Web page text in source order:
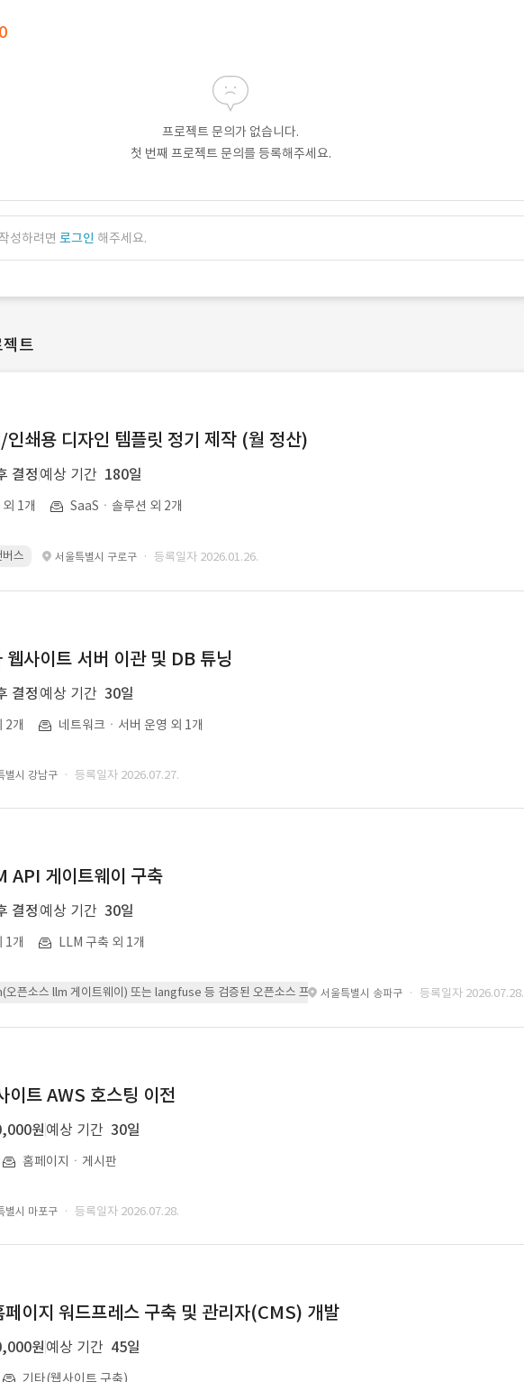
0
프로젝트 문의가 없습니다.
첫 번째 프로젝트 문의를 등록해주세요.
성하려면 로그인 해주세요.
트
인쇄용 디자인 템플릿 정기 제작 (월 정산)
결정 예상 기간 180일
1개 SaaSㆍ솔루션 외 2개
스 서울특별시 구로구 · 등록일자 2026.01.26.
사이트 서버 이관 및 DB 튜닝
결정 예상 기간 30일
2개 네트워크ㆍ서버 운영 외 1개
별시 강남구 · 등록일자 2026.07.27.
API 게이트웨이 구축
결정 예상 기간 30일
1개 LLM 구축 외 1개
픈소스 llm 게이트웨이) 또는 langfuse 등 검증된 오픈소스 프레임워크를 기반으로 시스템을 구축
서울특별시 송파구 · 등록일자 2026.07.28.
이트 AWS 호스팅 이전
원 예상 기간 30일
홈페이지ㆍ게시판
별시 마포구 · 등록일자 2026.07.28.
페이지 워드프레스 구축 및 관리자(CMS) 개발
원 예상 기간 45일
기타(웹사이트 구축)